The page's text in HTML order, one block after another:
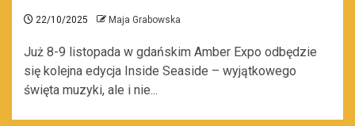
22/10/2025 Maja Grabowska
Już 8-9 listopada w gdańskim Amber Expo odbędzie
się kolejna edycja Inside Seaside – wyjątkowego
święta muzyki, ale i nie...